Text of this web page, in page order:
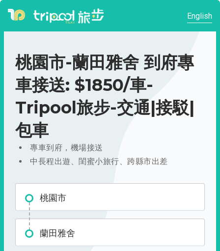
English
桃園市-蘭田雅舍 到府專
車接送: $1850/車-
Tripool旅步-交通|接駁|
包車
專車到府，機場接送
中長程出遊、閨蜜小旅行、跨縣市出差
桃園市
蘭田雅舍